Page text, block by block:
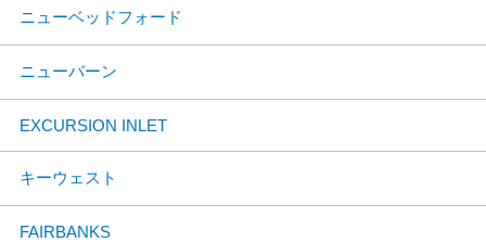
ニューベッドフォード
ニューバーン
EXCURSION INLET
キーウェスト
FAIRBANKS